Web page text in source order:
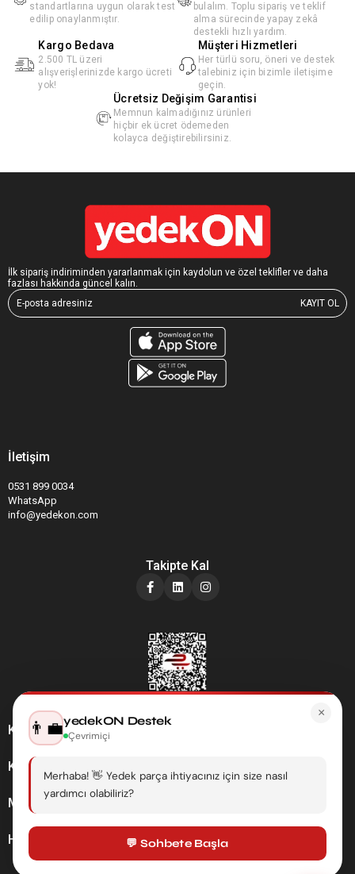
standartlarına uygun olarak test
edilip onaylanmıştır.
bulalım. Toplu sipariş ve teklif
alma sürecinde yapay zekâ
destekli hızlı yardım.
Kargo Bedava
2.500 TL üzeri
alışverişlerinizde kargo ücreti
yok!
Müşteri Hizmetleri
Her türlü soru, öneri ve destek
talebiniz için bizimle iletişime
geçin.
Ücretsiz Değişim Garantisi
Memnun kalmadığınız ürünleri
hiçbir ek ücret ödemeden
kolayca değiştirebilirsiniz.
İlk sipariş indiriminden yararlanmak için kaydolun ve özel teklifler ve daha
fazlası hakkında güncel kalın.
KAYIT OL
İletişim
0531 899 0034
WhatsApp
info@yedekon.com
Takipte Kal
Kategoriler
Kurumsal
Müşteri Hizmetleri
Hesabım
×
👨‍💼yedekON Destek
Çevrimiçi
Merhaba! 👋 Yedek parça ihtiyacınız için size nasıl
yardımcı olabiliriz?
💬 Sohbete Başla